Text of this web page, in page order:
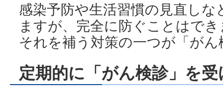
感染予防や生活習慣の見直し
ますが、完全に防ぐことはで
それを補う対策の一つが「がん
定期的に「がん検診」を